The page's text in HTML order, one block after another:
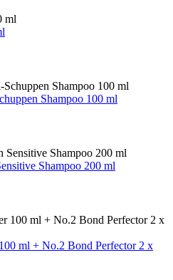
Shampoo 100 ml
Shampoo 200 ml
ml + No.2 Bond Perfector 2 x